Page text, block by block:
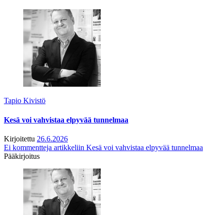
Tapio Kivistö
Kesä voi vahvistaa elpyvää tunnelmaa
Kirjoitettu 26.6.2026
Ei kommentteja artikkeliin Kesä voi vahvistaa elpyvää tunnelmaa
Pääkirjoitus